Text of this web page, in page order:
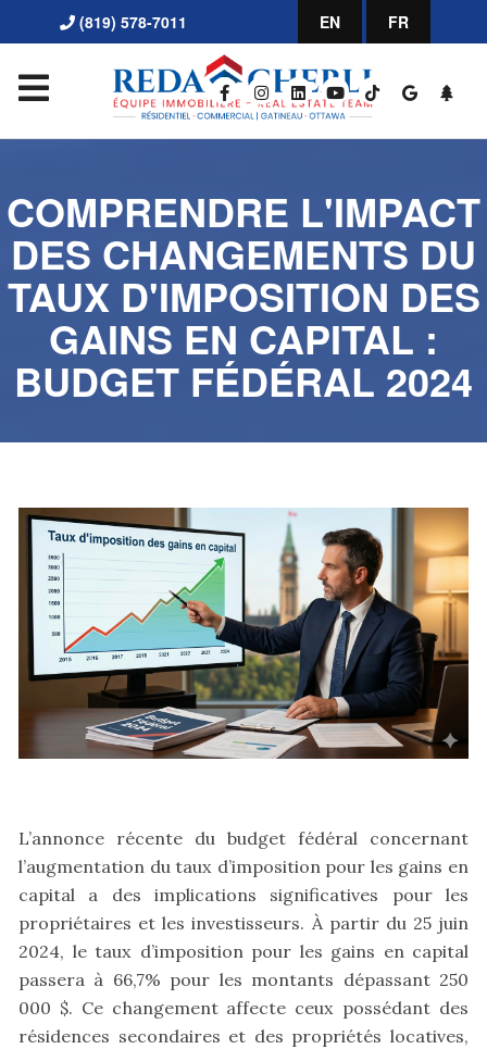
(819) 578-7011 EN FR
COMPRENDRE L'IMPACT
DES CHANGEMENTS DU
TAUX D'IMPOSITION DES
GAINS EN CAPITAL :
BUDGET FÉDÉRAL 2024
L’annonce récente du budget fédéral concernant
l’augmentation du taux d’imposition pour les gains en
capital a des implications significatives pour les
propriétaires et les investisseurs. À partir du 25 juin
2024, le taux d’imposition pour les gains en capital
passera à 66,7% pour les montants dépassant 250
000 $. Ce changement affecte ceux possédant des
résidences secondaires et des propriétés locatives,